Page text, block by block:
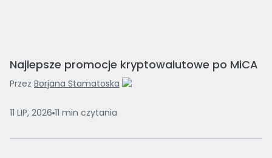
Najlepsze promocje kryptowalutowe po MiCA
Przez Borjana Stamatoska
11 LIP, 2026 11 min czytania